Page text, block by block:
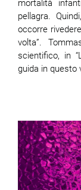
mortalità
pellagra.
occorre
volta”.
scientifico, in
guida in questo